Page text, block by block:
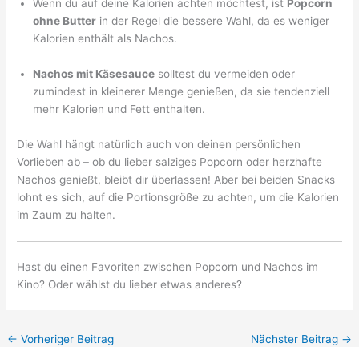
Wenn du auf deine Kalorien achten möchtest, ist Popcorn
ohne Butter in der Regel die bessere Wahl, da es weniger
Kalorien enthält als Nachos.
Nachos mit Käsesauce solltest du vermeiden oder
zumindest in kleinerer Menge genießen, da sie tendenziell
mehr Kalorien und Fett enthalten.
Die Wahl hängt natürlich auch von deinen persönlichen
Vorlieben ab – ob du lieber salziges Popcorn oder herzhafte
Nachos genießt, bleibt dir überlassen! Aber bei beiden Snacks
lohnt es sich, auf die Portionsgröße zu achten, um die Kalorien
im Zaum zu halten.
Hast du einen Favoriten zwischen Popcorn und Nachos im
Kino? Oder wählst du lieber etwas anderes?
← Vorheriger Beitrag Nächster Beitrag →